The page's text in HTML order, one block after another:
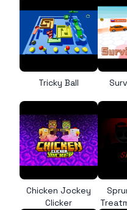
Tricky Ball
Chicken Jockey
Clicker